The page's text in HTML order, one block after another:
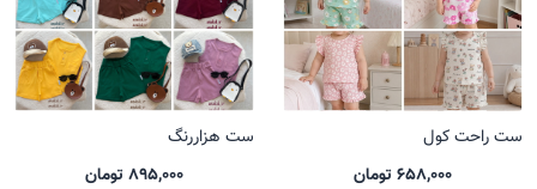
ست راحت کول
658,000 تومان
ست هزاررنگ
895,000 تومان